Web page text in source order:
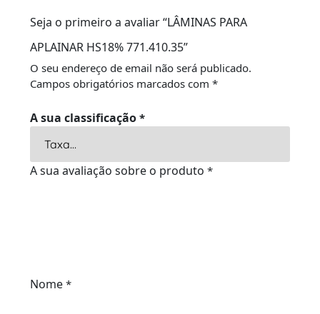
Seja o primeiro a avaliar “LÂMINAS PARA
APLAINAR HS18% 771.410.35”
O seu endereço de email não será publicado.
Campos obrigatórios marcados com *
A sua classificação *
A sua avaliação sobre o produto *
Nome *